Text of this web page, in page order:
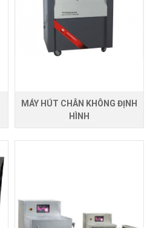
MÁY HÚT CHÂN KHÔNG ĐỊNH
HÌNH